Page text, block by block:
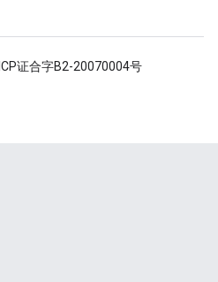
ICP证合字B2-20070004号